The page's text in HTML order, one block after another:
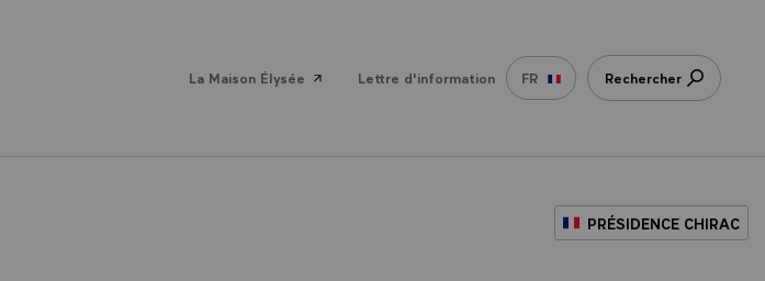
La Maison Élysée Lettre d'information FR Rechercher
PRÉSIDENCE CHIRAC